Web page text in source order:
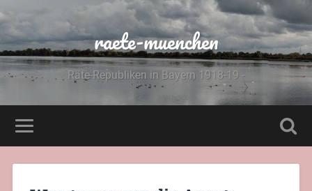
raete-muenchen
Räte-Republiken in Bayern 1918-19 -